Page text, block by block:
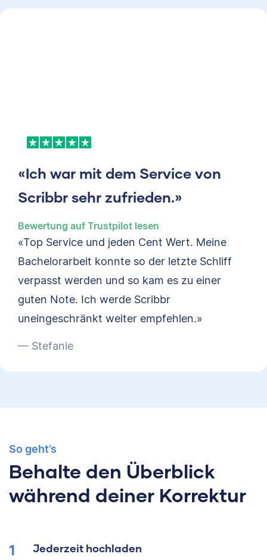
«Ich war mit dem Service von
Scribbr sehr zufrieden.»
Bewertung auf Trustpilot lesen
«Top Service und jeden Cent Wert. Meine
Bachelorarbeit konnte so der letzte Schliff
verpasst werden und so kam es zu einer
guten Note. Ich werde Scribbr
uneingeschränkt weiter empfehlen.»
— Stefanie
So geht’s
Behalte den Überblick
während deiner Korrektur
Jederzeit hochladen